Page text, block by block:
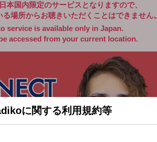
本国内限定のサービスとなりますので、
場所からお聴きいただくことはできません。
service is available only in Japan.
accessed from your current location.
に関する利用規約等